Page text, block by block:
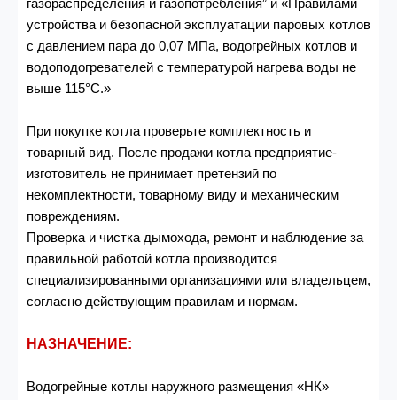
газораспределения и газопотребления” и «Правилами
устройства и безопасной эксплуатации паровых котлов
с давлением пара до 0,07 МПа, водогрейных котлов и
водоподогревателей с температурой нагрева воды не
выше 115°С.»
При покупке котла проверьте комплектность и
товарный вид. После продажи котла предприятие-
изготовитель не принимает претензий по
некомплектности, товарному виду и механическим
повреждениям.
Проверка и чистка дымохода, ремонт и наблюдение за
правильной работой котла производится
специализированными организациями или владельцем,
согласно действующим правилам и нормам.
НАЗНАЧЕНИЕ:
Водогрейные котлы наружного размещения «НК»